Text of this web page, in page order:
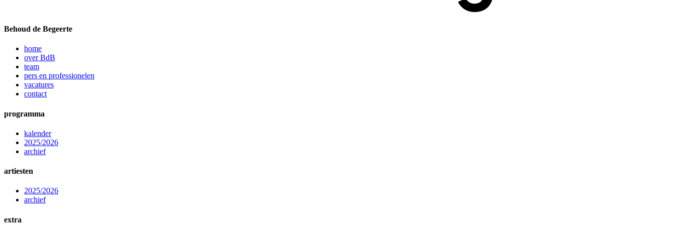
Behoud de Begeerte
home
over BdB
team
pers en professionelen
vacatures
contact
programma
kalender
2025/2026
archief
artiesten
2025/2026
archief
extra